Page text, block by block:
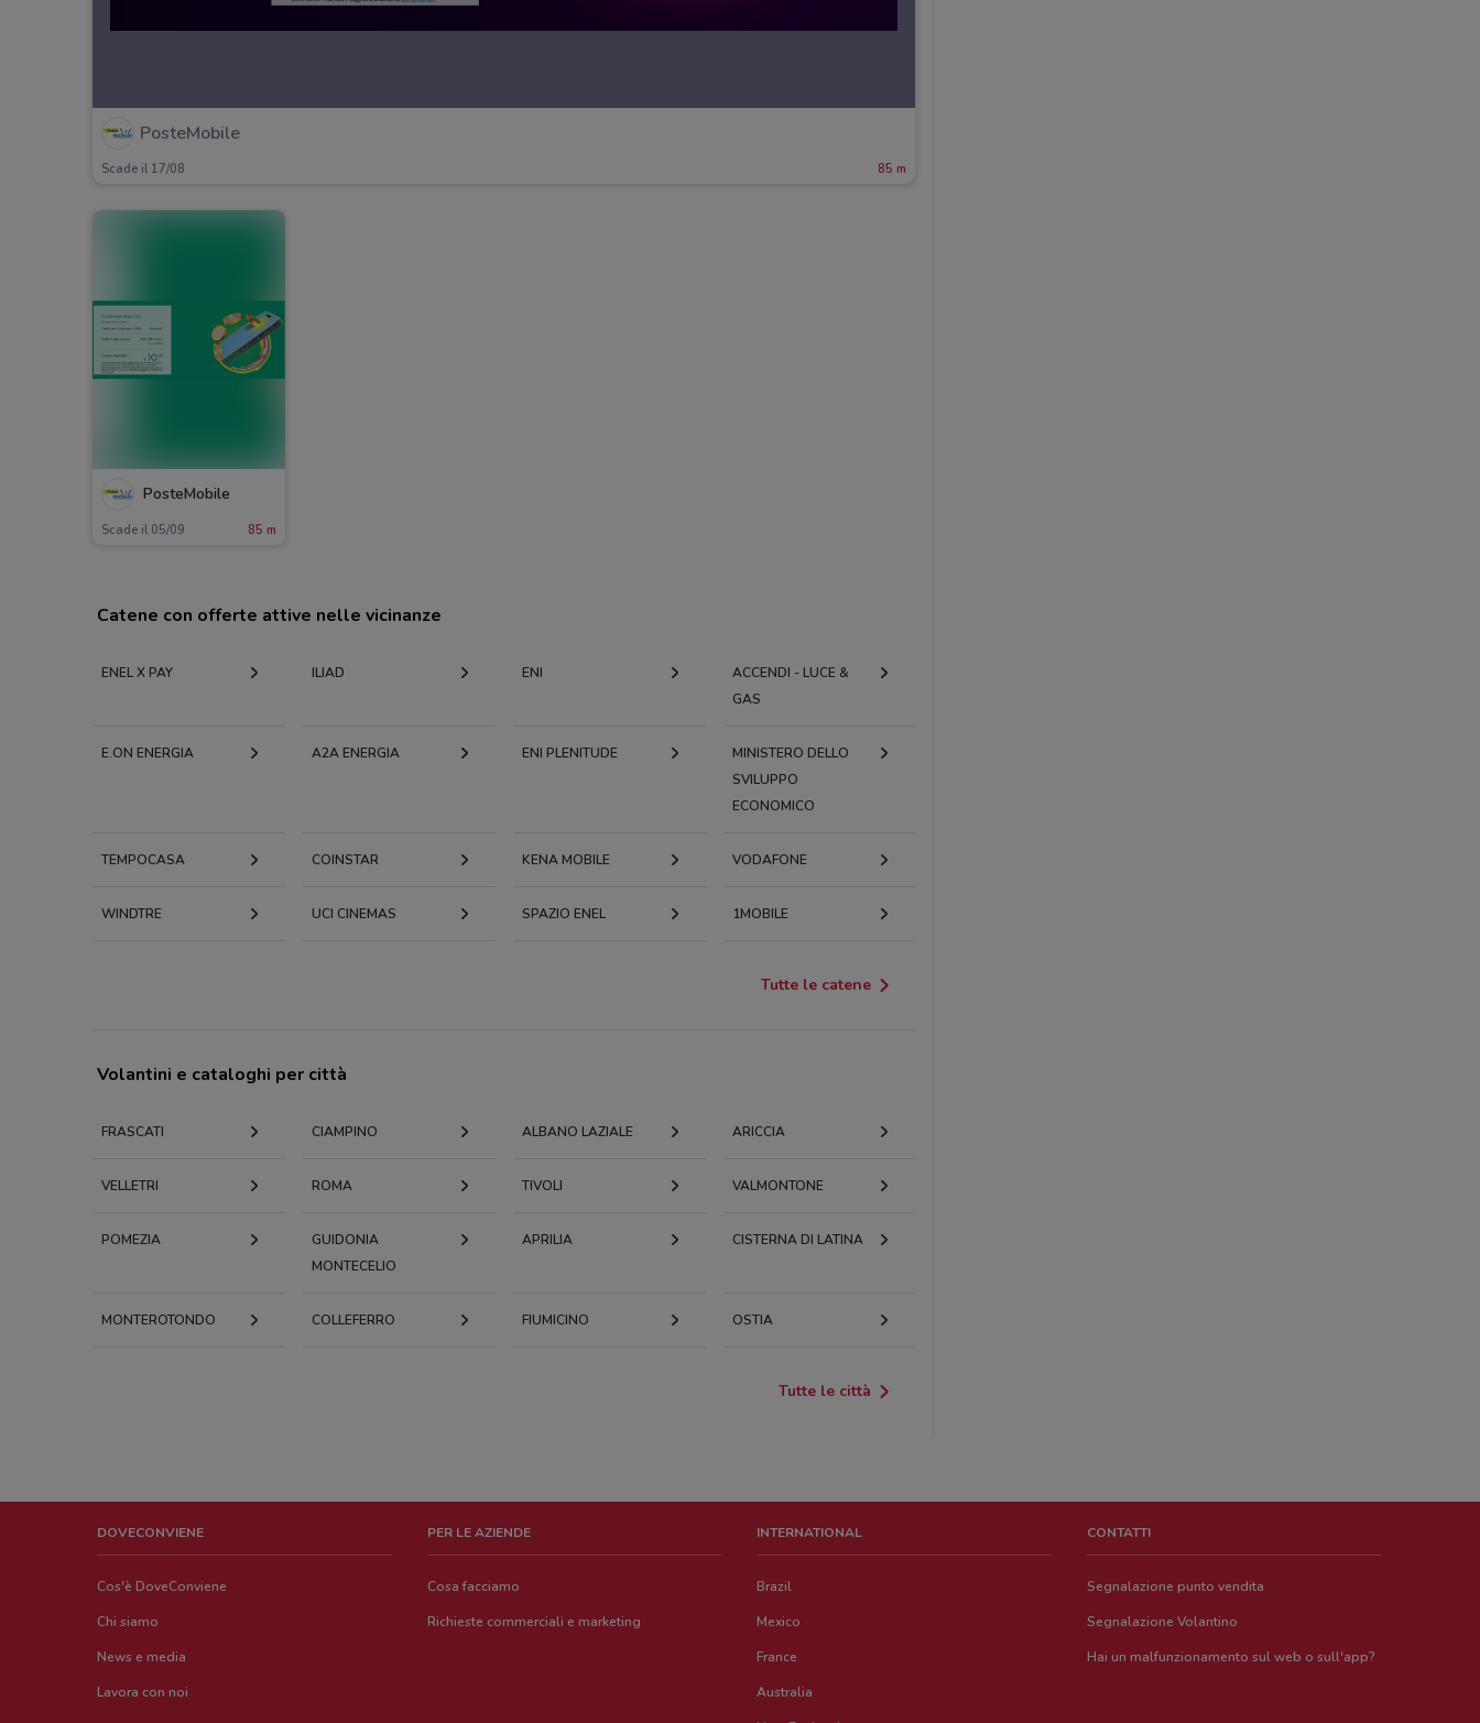
PosteMobile
Scade il 17/08 85 m
PosteMobile
Scade il 05/09 85 m
Catene con offerte attive nelle vicinanze
ENEL X PAY ILIAD ENI
ACCENDI - LUCE &
GAS
E.ON ENERGIA A2A ENERGIA ENI PLENITUDE
MINISTERO DELLO
SVILUPPO
ECONOMICO
TEMPOCASA COINSTAR KENA MOBILE VODAFONE
WINDTRE UCI CINEMAS SPAZIO ENEL 1MOBILE
Tutte le catene
Volantini e cataloghi per città
FRASCATI CIAMPINO ALBANO LAZIALE ARICCIA
VELLETRI ROMA TIVOLI VALMONTONE
POMEZIA
GUIDONIA
MONTECELIO
APRILIA CISTERNA DI LATINA
MONTEROTONDO COLLEFERRO FIUMICINO OSTIA
Tutte le città
DOVECONVIENE
Cos'è DoveConviene
Chi siamo
News e media
Lavora con noi
PER LE AZIENDE
Cosa facciamo
Richieste commerciali e marketing
INTERNATIONAL
Brazil
Mexico
France
Australia
CONTATTI
Segnalazione punto vendita
Segnalazione Volantino
Hai un malfunzionamento sul web o sull'app?